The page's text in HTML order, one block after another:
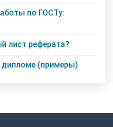
по ГОСТу:
лист реферата?
дипломе (примеры)